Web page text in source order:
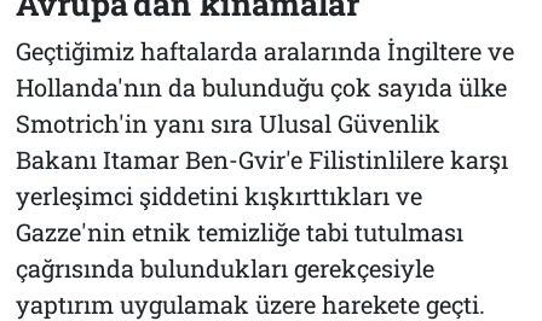
Geçtiğimiz haftalarda aralarında İngiltere ve
Hollanda'nın da bulunduğu çok sayıda ülke
Smotrich'in yanı sıra Ulusal Güvenlik
Bakanı Itamar Ben-Gvir'e Filistinlilere karşı
yerleşimci şiddetini kışkırttıkları ve
Gazze'nin etnik temizliğe tabi tutulması
çağrısında bulundukları gerekçesiyle
yaptırım uygulamak üzere harekete geçti.